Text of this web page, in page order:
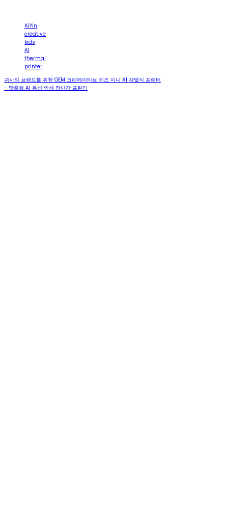
AiYin
creative
kids
AI
thermal
printer
귀사의 브랜드를 위한 OEM 크리에이티브 키즈 미니 AI 감열식 프린터
- 맞춤형 AI 음성 인쇄 장난감 프린터